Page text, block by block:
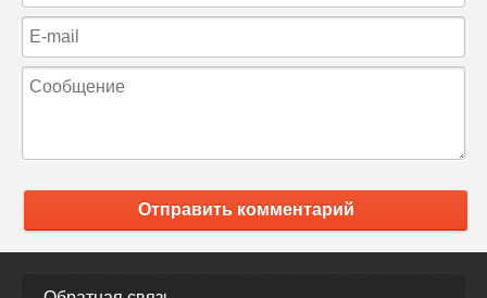
Отправить комментарий